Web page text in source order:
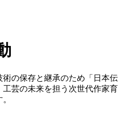
の保存と継承のため「日本伝
芸の未来を担う次世代作家育